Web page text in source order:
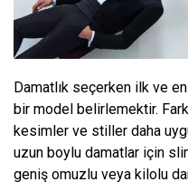
Damatlık seçerken ilk ve
bir model belirlemektir.
kesimler ve stiller daha
uzun boylu damatlar için
geniş omuzlu veya kilolu